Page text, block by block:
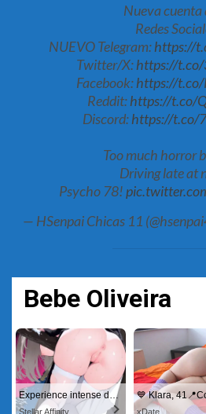
Nueva cuenta
Redes
NUEVO Telegram:https://
Twitter/X:https://t.co/
Facebook:https://t.co/
Reddit:https://t.co/
Discord:https://t.co/
Too much horror
Driving late at
Psycho 78!
— HSenpai Chicas 11
Bebe Oliveira
Experience intense desire for girls anytime, anywhere.
Stellar Affinity xDate